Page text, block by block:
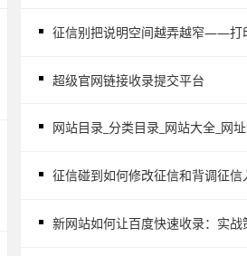
征信别把说明空间越弄越窄——打
超级官网链接收录提交平台
网站目录_分类目录_网站大全_网
征信碰到如何修改征信和背调征信
新网站如何让百度快速收录：实战